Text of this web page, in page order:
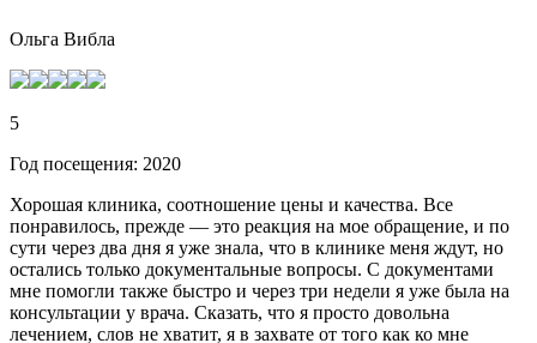
Ольга Вибла
5
Год посещения: 2020
Хорошая клиника, соотношение цены и качества. Все
понравилось, прежде — это реакция на мое обращение, и по
сути через два дня я уже знала, что в клинике меня ждут, но
остались только документальные вопросы. С документами
мне помогли также быстро и через три недели я уже была на
консультации у врача. Сказать, что я просто довольна
лечением, слов не хватит, я в захвате от того как ко мне